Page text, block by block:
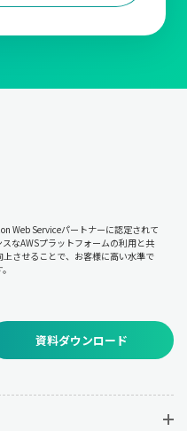
Web Serviceパートナーに認定されて
なAWSプラットフォームの利用と共
させることで、お客様に高い水準で
資料ダウンロード